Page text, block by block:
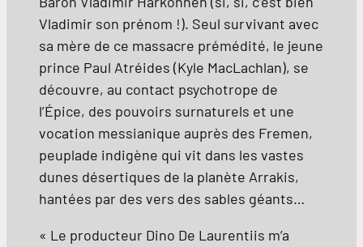
Vladimir son prénom !). Seul survivant avec
sa mère de ce massacre prémédité, le jeune
prince Paul Atréides (Kyle MacLachlan), se
découvre, au contact psychotrope de
l’Épice, des pouvoirs surnaturels et une
vocation messianique auprès des Fremen,
peuplade indigène qui vit dans les vastes
dunes désertiques de la planète Arrakis,
hantées par des vers des sables géants…
« Le producteur Dino De Laurentiis m’a